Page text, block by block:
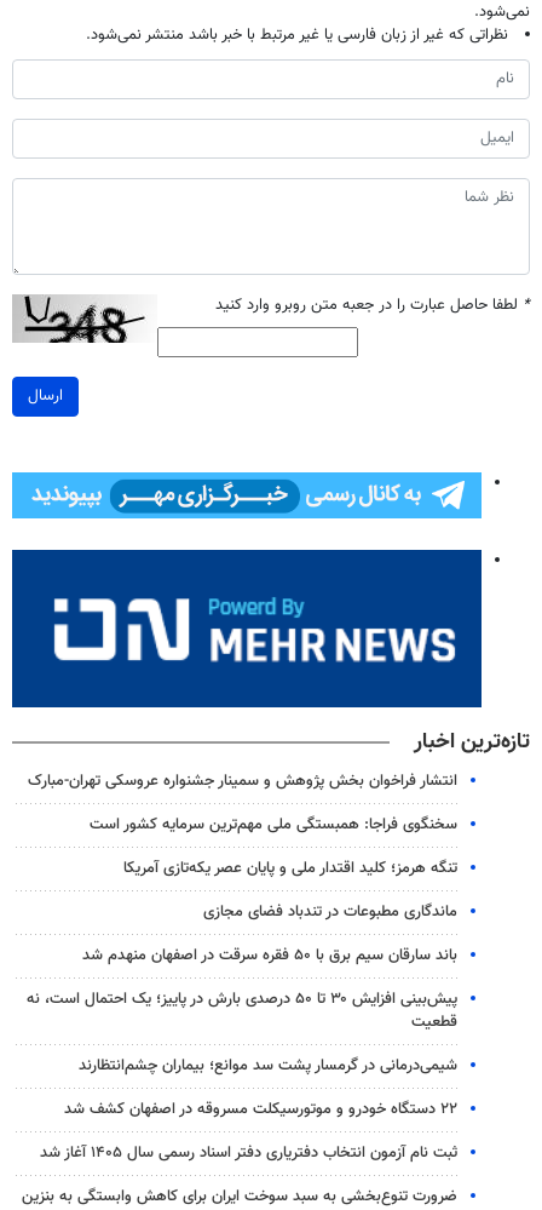
نمی‌شود.
نظراتی که غیر از زبان فارسی یا غیر مرتبط با خبر باشد منتشر نمی‌شود.
* لطفا حاصل عبارت را در جعبه متن روبرو وارد کنید
ارسال
تازه‌ترین اخبار
انتشار فراخوان بخش پژوهش و سمینار جشنواره عروسکی تهران-مبارک
سخنگوی فراجا: همبستگی ملی مهم‌ترین سرمایه کشور است
تنگه هرمز؛ کلید اقتدار ملی و پایان عصر یکه‌تازی آمریکا
ماندگاری مطبوعات در تندباد فضای مجازی
باند سارقان سیم برق با ۵۰ فقره سرقت در اصفهان منهدم شد
پیش‌بینی افزایش ۳۰ تا ۵۰ درصدی بارش در پاییز؛ یک احتمال است، نه
قطعیت
شیمی‌درمانی در گرمسار پشت سد موانع؛ بیماران چشم‌انتظارند
۲۲ دستگاه خودرو و موتورسیکلت مسروقه در اصفهان کشف شد
ثبت نام آزمون انتخاب دفتریاری دفتر اسناد رسمی سال ۱۴۰۵ آغاز شد
ضرورت تنوع‌بخشی به سبد سوخت ایران برای کاهش وابستگی به بنزین